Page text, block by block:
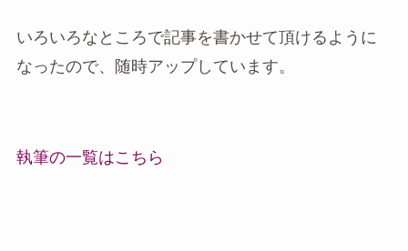
いろいろなところで記事を書かせて頂けるように
なったので、随時アップしています。
執筆の一覧はこちら